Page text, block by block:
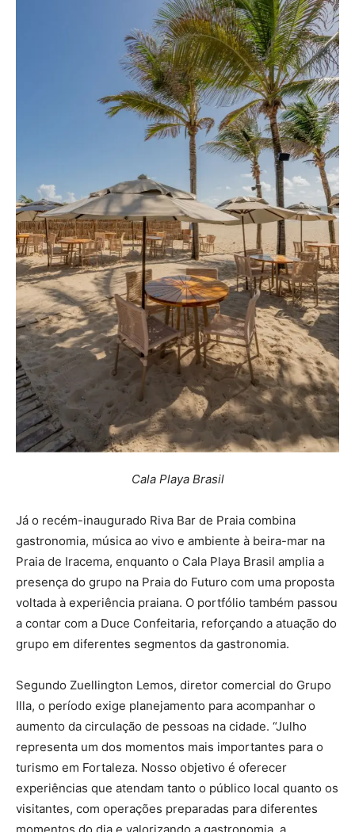
Cala Playa Brasil
Já o recém-inaugurado Riva Bar de Praia combina
gastronomia, música ao vivo e ambiente à beira-mar na
Praia de Iracema, enquanto o Cala Playa Brasil amplia a
presença do grupo na Praia do Futuro com uma proposta
voltada à experiência praiana. O portfólio também passou
a contar com a Duce Confeitaria, reforçando a atuação do
grupo em diferentes segmentos da gastronomia.
Segundo Zuellington Lemos, diretor comercial do Grupo
Illa, o período exige planejamento para acompanhar o
aumento da circulação de pessoas na cidade. “Julho
representa um dos momentos mais importantes para o
turismo em Fortaleza. Nosso objetivo é oferecer
experiências que atendam tanto o público local quanto os
visitantes, com operações preparadas para diferentes